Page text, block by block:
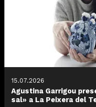
15.07.2026
Agustina Garrigou
sal» a La Peixera del